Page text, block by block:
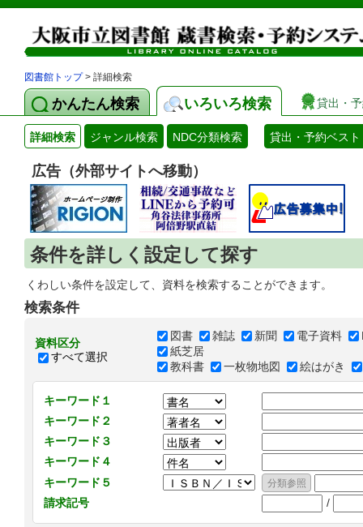
図書館トップ> 詳細検索
かんたん検索 いろいろ検索 貸出・
詳細検索 ジャンル検索 NDC分類検索 貸出・予約ベスト
広告（外部サイトへ移動）
条件を詳しく設定して探す
くわしい条件を設定して、資料を検索することができます。
検索条件
資料区分
すべて選択
図書 雑誌 新聞 電子資料
紙芝居
教科書
一枚物地図 絵はがき
キーワード１
キーワード２
キーワード３
キーワード４
キーワード５
請求記号
/